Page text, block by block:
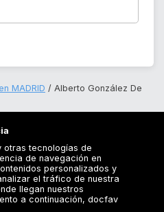
MADRID
Alberto González De
otras tecnologías de
de navegación en
personalizados y
el tráfico de nuestra
llegan nuestros
a continuación, docfav